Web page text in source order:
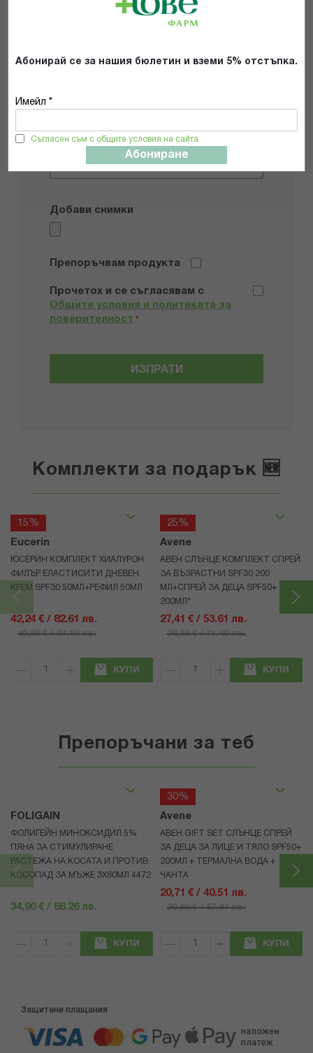
Абонирай се за нашия бюлетин и вземи 5% отстъпка.
Имейл *
Съгласен съм с общите условия на сайта
Абониране
Имейл адрес
Мнение
Добави снимки
Препоръчвам продукта
Прочетох и се съгласявам с
Общите условия и политиката за
поверителност *
ИЗПРАТИ
Комплекти за подарък 🆕
15%
Eucerin
ЮСЕРИН КОМПЛЕКТ ХИАЛУРОН
ФИЛЪР ЕЛАСТИСИТИ ДНЕВЕН
КРЕМ SPF30 50МЛ+РЕФИЛ 50МЛ
42,24 € / 82.61 лв.
49,69 € / 97.19 лв.
КУПИ
25%
Avene
АВЕН СЛЪНЦЕ КОМПЛЕКТ СПРЕЙ
ЗА ВЪЗРАСТНИ SPF30 200
МЛ+СПРЕЙ ЗА ДЕЦА SPF50+
200МЛ*
27,41 € / 53.61 лв.
36,55 € / 71.49 лв.
КУПИ
Препоръчани за теб
FOLIGAIN
ФОЛИГЕЙН МИНОКСИДИЛ 5%
ПЯНА ЗА СТИМУЛИРАНЕ
РАСТЕЖА НА КОСАТА И ПРОТИВ
КОСОПАД ЗА МЪЖЕ 3X60МЛ 4472
34,90 € / 68.26 лв.
КУПИ
30%
Avene
АВЕН GIFT SET СЛЪНЦЕ СПРЕЙ
ЗА ДЕЦА ЗА ЛИЦЕ И ТЯЛО SPF50+
200МЛ + ТЕРМАЛНА ВОДА +
ЧАНТА
20,71 € / 40.51 лв.
29,59 € / 57.87 лв.
КУПИ
Защитени плащания